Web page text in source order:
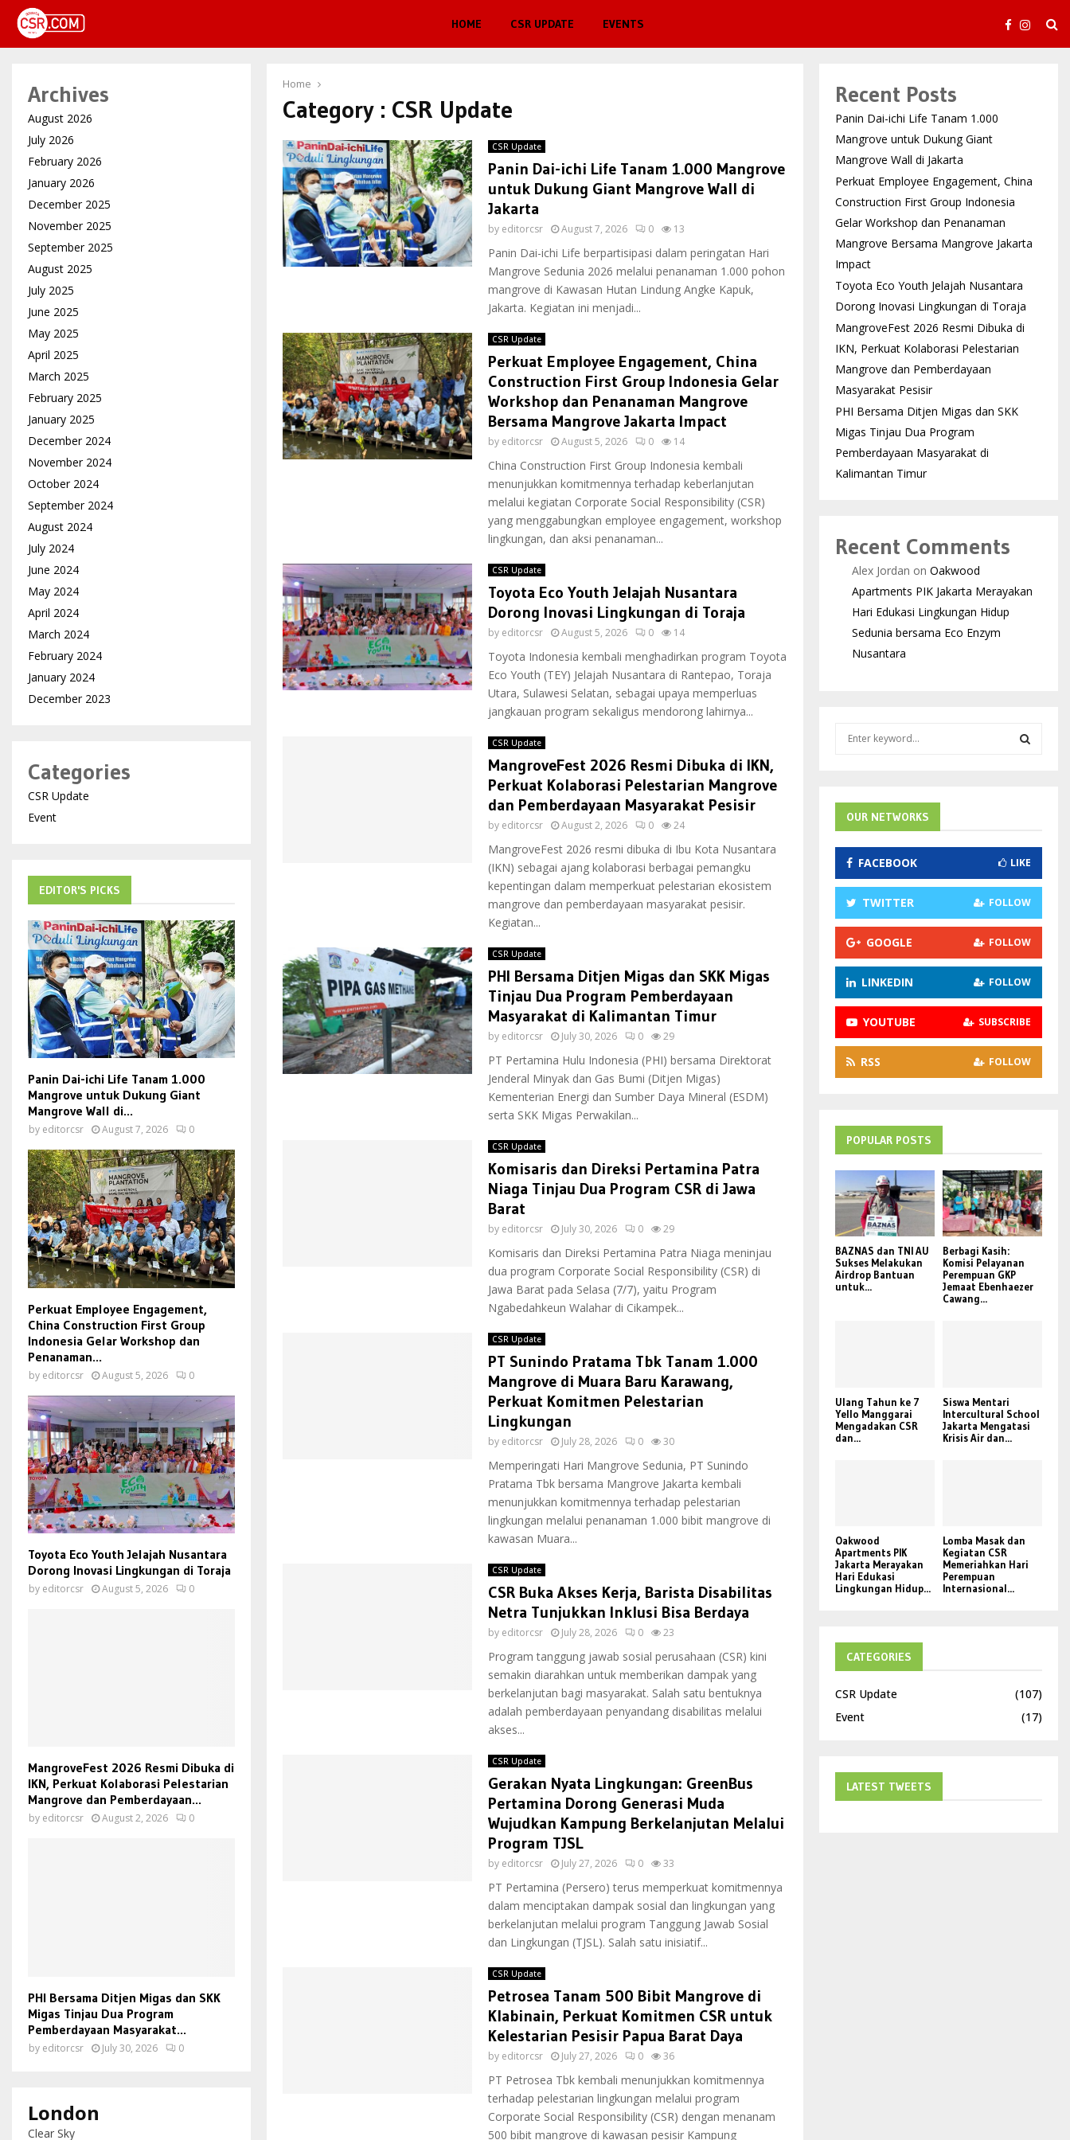
HOME CSR UPDATE EVENTS
Home
Category : CSR Update
CSR Update
Panin Dai-ichi Life Tanam 1.000 Mangrove
untuk Dukung Giant Mangrove Wall di
Jakarta
by editorcsr August 7, 2026 0 13
Panin Dai-ichi Life berpartisipasi dalam peringatan Hari
Mangrove Sedunia 2026 melalui penanaman 1.000 pohon
mangrove di Kawasan Hutan Lindung Angke Kapuk,
Jakarta. Kegiatan ini menjadi...
CSR Update
Perkuat Employee Engagement, China
Construction First Group Indonesia Gelar
Workshop dan Penanaman Mangrove
Bersama Mangrove Jakarta Impact
by editorcsr August 5, 2026 0 14
China Construction First Group Indonesia kembali
menunjukkan komitmennya terhadap keberlanjutan
melalui kegiatan Corporate Social Responsibility (CSR)
yang menggabungkan employee engagement, workshop
lingkungan, dan aksi penanaman...
CSR Update
Toyota Eco Youth Jelajah Nusantara
Dorong Inovasi Lingkungan di Toraja
by editorcsr August 5, 2026 0 14
Toyota Indonesia kembali menghadirkan program Toyota
Eco Youth (TEY) Jelajah Nusantara di Rantepao, Toraja
Utara, Sulawesi Selatan, sebagai upaya memperluas
jangkauan program sekaligus mendorong lahirnya...
CSR Update
MangroveFest 2026 Resmi Dibuka di IKN,
Perkuat Kolaborasi Pelestarian Mangrove
dan Pemberdayaan Masyarakat Pesisir
by editorcsr August 2, 2026 0 24
MangroveFest 2026 resmi dibuka di Ibu Kota Nusantara
(IKN) sebagai ajang kolaborasi berbagai pemangku
kepentingan dalam memperkuat pelestarian ekosistem
mangrove dan pemberdayaan masyarakat pesisir.
Kegiatan...
CSR Update
PHI Bersama Ditjen Migas dan SKK Migas
Tinjau Dua Program Pemberdayaan
Masyarakat di Kalimantan Timur
by editorcsr July 30, 2026 0 29
PT Pertamina Hulu Indonesia (PHI) bersama Direktorat
Jenderal Minyak dan Gas Bumi (Ditjen Migas)
Kementerian Energi dan Sumber Daya Mineral (ESDM)
serta SKK Migas Perwakilan...
CSR Update
Komisaris dan Direksi Pertamina Patra
Niaga Tinjau Dua Program CSR di Jawa
Barat
by editorcsr July 30, 2026 0 29
Komisaris dan Direksi Pertamina Patra Niaga meninjau
dua program Corporate Social Responsibility (CSR) di
Jawa Barat pada Selasa (7/7), yaitu Program
Ngabedahkeun Walahar di Cikampek...
CSR Update
PT Sunindo Pratama Tbk Tanam 1.000
Mangrove di Muara Baru Karawang,
Perkuat Komitmen Pelestarian
Lingkungan
by editorcsr July 28, 2026 0 30
Memperingati Hari Mangrove Sedunia, PT Sunindo
Pratama Tbk bersama Mangrove Jakarta kembali
menunjukkan komitmennya terhadap pelestarian
lingkungan melalui penanaman 1.000 bibit mangrove di
kawasan Muara...
CSR Update
CSR Buka Akses Kerja, Barista Disabilitas
Netra Tunjukkan Inklusi Bisa Berdaya
by editorcsr July 28, 2026 0 23
Program tanggung jawab sosial perusahaan (CSR) kini
semakin diarahkan untuk memberikan dampak yang
berkelanjutan bagi masyarakat. Salah satu bentuknya
adalah pemberdayaan penyandang disabilitas melalui
akses...
CSR Update
Gerakan Nyata Lingkungan: GreenBus
Pertamina Dorong Generasi Muda
Wujudkan Kampung Berkelanjutan Melalui
Program TJSL
by editorcsr July 27, 2026 0 33
PT Pertamina (Persero) terus memperkuat komitmennya
dalam menciptakan dampak sosial dan lingkungan yang
berkelanjutan melalui program Tanggung Jawab Sosial
dan Lingkungan (TJSL). Salah satu inisiatif...
CSR Update
Petrosea Tanam 500 Bibit Mangrove di
Klabinain, Perkuat Komitmen CSR untuk
Kelestarian Pesisir Papua Barat Daya
by editorcsr July 27, 2026 0 36
PT Petrosea Tbk kembali menunjukkan komitmennya
terhadap pelestarian lingkungan melalui program
Corporate Social Responsibility (CSR) dengan menanam
500 bibit mangrove di kawasan pesisir Kampung
Archives
August 2026
July 2026
February 2026
January 2026
December 2025
November 2025
September 2025
August 2025
July 2025
June 2025
May 2025
April 2025
March 2025
February 2025
January 2025
December 2024
November 2024
October 2024
September 2024
August 2024
July 2024
June 2024
May 2024
April 2024
March 2024
February 2024
January 2024
December 2023
Categories
CSR Update
Event
EDITOR'S PICKS
Panin Dai-ichi Life Tanam 1.000
Mangrove untuk Dukung Giant
Mangrove Wall di...
by editorcsr August 7, 2026 0
Perkuat Employee Engagement,
China Construction First Group
Indonesia Gelar Workshop dan
Penanaman...
by editorcsr August 5, 2026 0
Toyota Eco Youth Jelajah Nusantara
Dorong Inovasi Lingkungan di Toraja
by editorcsr August 5, 2026 0
MangroveFest 2026 Resmi Dibuka di
IKN, Perkuat Kolaborasi Pelestarian
Mangrove dan Pemberdayaan...
by editorcsr August 2, 2026 0
PHI Bersama Ditjen Migas dan SKK
Migas Tinjau Dua Program
Pemberdayaan Masyarakat...
by editorcsr July 30, 2026 0
London
Clear Sky
Recent Posts
Panin Dai-ichi Life Tanam 1.000
Mangrove untuk Dukung Giant
Mangrove Wall di Jakarta
Perkuat Employee Engagement, China
Construction First Group Indonesia
Gelar Workshop dan Penanaman
Mangrove Bersama Mangrove Jakarta
Impact
Toyota Eco Youth Jelajah Nusantara
Dorong Inovasi Lingkungan di Toraja
MangroveFest 2026 Resmi Dibuka di
IKN, Perkuat Kolaborasi Pelestarian
Mangrove dan Pemberdayaan
Masyarakat Pesisir
PHI Bersama Ditjen Migas dan SKK
Migas Tinjau Dua Program
Pemberdayaan Masyarakat di
Kalimantan Timur
Recent Comments
Alex Jordan on Oakwood
Apartments PIK Jakarta Merayakan
Hari Edukasi Lingkungan Hidup
Sedunia bersama Eco Enzym
Nusantara
f
o
:
R
C
H
OUR NETWORKS
FACEBOOK LIKE
TWITTER FOLLOW
GOOGLE FOLLOW
LINKEDIN FOLLOW
YOUTUBE SUBSCRIBE
RSS FOLLOW
POPULAR POSTS
BAZNAS dan TNI AU
Sukses Melakukan
Airdrop Bantuan
untuk...
Berbagi Kasih:
Komisi Pelayanan
Perempuan GKP
Jemaat Ebenhaezer
Cawang...
Ulang Tahun ke 7
Yello Manggarai
Mengadakan CSR
dan...
Siswa Mentari
Intercultural School
Jakarta Mengatasi
Krisis Air dan...
Oakwood
Apartments PIK
Jakarta Merayakan
Hari Edukasi
Lingkungan Hidup...
Lomba Masak dan
Kegiatan CSR
Memeriahkan Hari
Perempuan
Internasional...
CATEGORIES
CSR Update
(107)
Event
(17)
LATEST TWEETS